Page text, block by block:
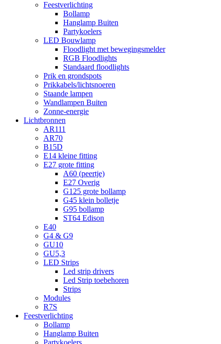
Feestverlichting
Bollamp
Hanglamp Buiten
Partykoelers
LED Bouwlamp
Floodlight met bewegingsmelder
RGB Floodlights
Standaard floodlights
Prik en grondspots
Prikkabels/lichtsnoeren
Staande lampen
Wandlampen Buiten
Zonne-energie
Lichtbronnen
AR111
AR70
B15D
E14 kleine fitting
E27 grote fitting
A60 (peertje)
E27 Overig
G125 grote bollamp
G45 klein bolletje
G95 bollamp
ST64 Edison
E40
G4 & G9
GU10
GU5,3
LED Strips
Led strip drivers
Led Strip toebehoren
Strips
Modules
R7S
Feestverlichting
Bollamp
Hanglamp Buiten
Partykoelers